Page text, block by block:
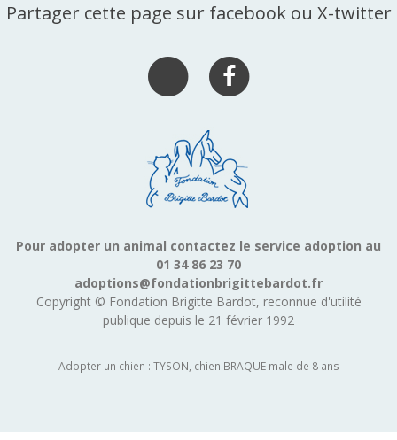
Partager cette page sur facebook ou X-twitter
Pour adopter un animal contactez le service adoption au
01 34 86 23 70
adoptions@fondationbrigittebardot.fr
Copyright © Fondation Brigitte Bardot, reconnue d'utilité
publique depuis le 21 février 1992
Adopter un chien : TYSON, chien BRAQUE male de 8 ans